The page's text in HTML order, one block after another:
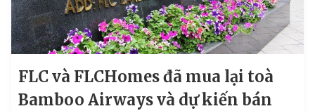
FLC và FLCHomes đã mua lại toà
Bamboo Airways và dự kiến bán